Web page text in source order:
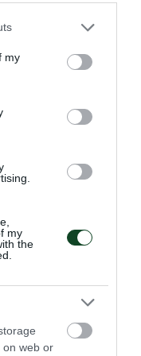
or more Google
You may click to
third-party tags to
in below Google
my
my
the
on web or
του
σε έναν αγώνα που